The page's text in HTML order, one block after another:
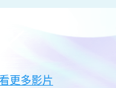
更多影片